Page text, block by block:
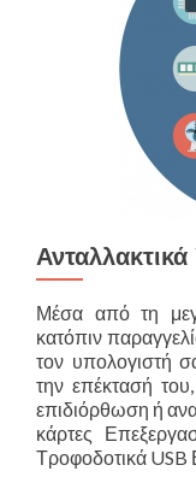
Μέσα από τη
κατόπιν
τον υπολογιστή
την επέκτασή
επιδιόρθωση ή
κάρτες
Τροφοδοτικά USB